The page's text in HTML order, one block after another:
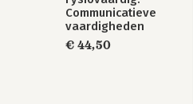
Communicatieve
vaardigheden
€ 44,50